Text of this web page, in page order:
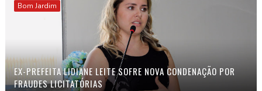
Bom Jardim
EX-PREFEITA LIDIANE LEITE SOFRE NOVA CONDENAÇÃO POR
FRAUDES LICITATÓRIAS